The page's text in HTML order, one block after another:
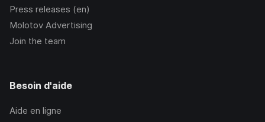
Press releases (en)
Molotov Advertising
Join the team
Besoin d'aide
Aide en ligne